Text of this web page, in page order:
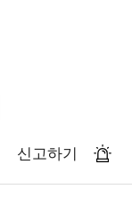
신고하기